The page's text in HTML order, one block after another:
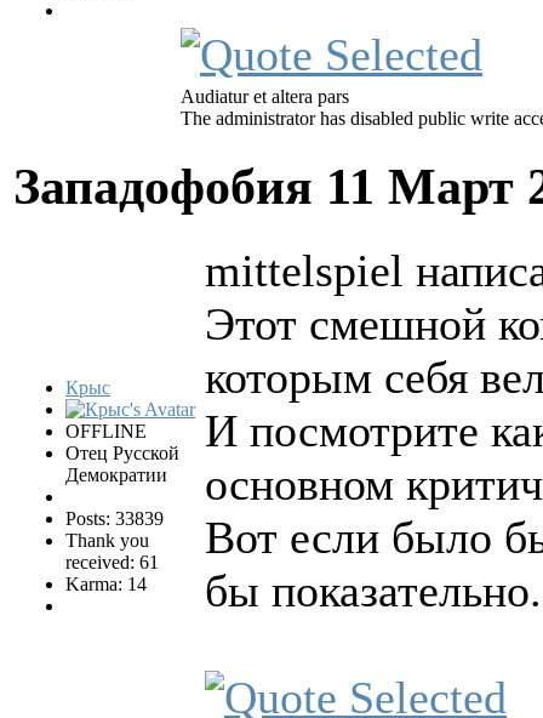
Audiatur et altera pars
The administrator has disabled public write
Западофобия 11 Март
Крыс
OFFLINE
Отец Русской
Демократии
Posts: 33839
Thank you
received: 61
Karma: 14
mittelspiel
Этот смешной
которым себя
И посмотрите
основном
Вот если было
бы показательно.